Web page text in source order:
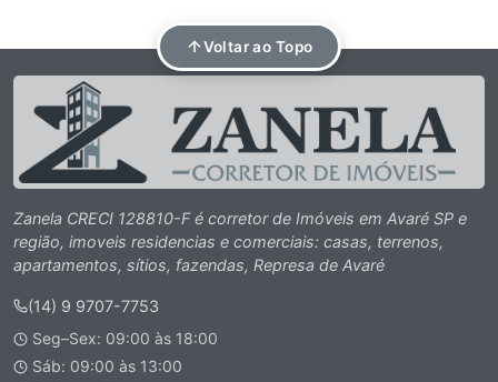
Voltar ao Topo
Zanela CRECI 128810-F é corretor de Imóveis em Avaré SP e
região, imoveis residencias e comerciais: casas, terrenos,
apartamentos, sítios, fazendas, Represa de Avaré
(14) 9 9707-7753
Seg–Sex: 09:00 às 18:00
Sáb: 09:00 às 13:00